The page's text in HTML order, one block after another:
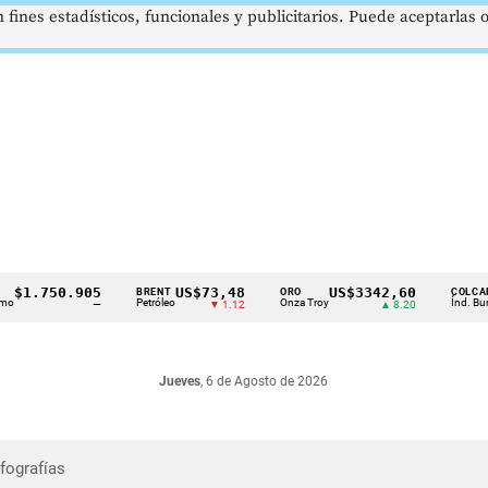
BRENT
Petróleo
US$73,48
▼ 1.12 Onza Troy
US$3342,60
▲ 8.20
COLCAP
Índ. Bursátil
Jueves, 6 de Agosto de 2026
estadísticos, funcionales y publicitarios. Puede aceptarlas